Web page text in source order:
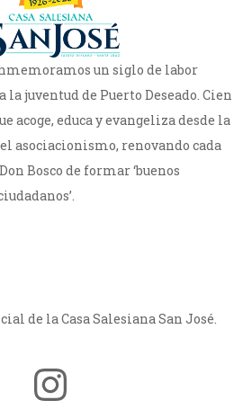
un siglo de labor
juventud de Puerto Deseado. Cien
acoge, educa y evangeliza desde la
asociacionismo, renovando cada
Bosco de formar ‘buenos
de la Casa Salesiana San José.
Instagram